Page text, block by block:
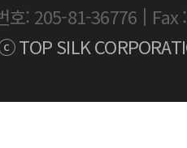
호: 205-81-36776 | Fax
TOP SILK